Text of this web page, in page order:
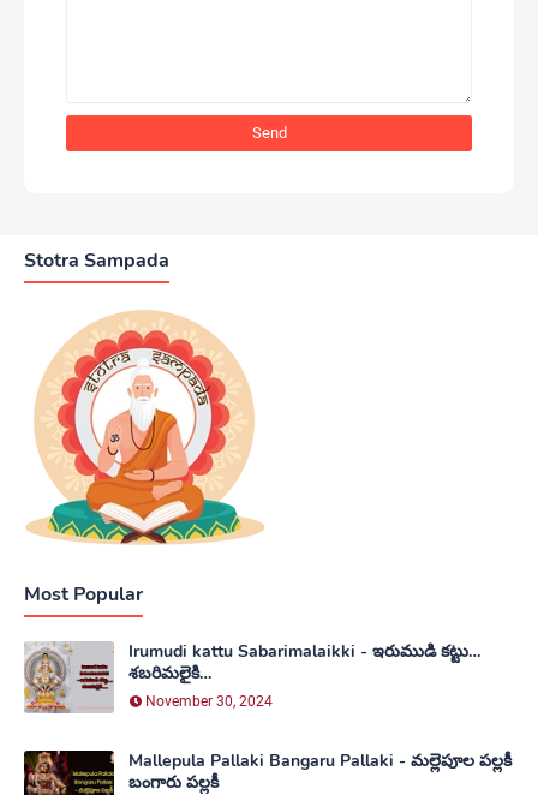
Stotra Sampada
Most Popular
Irumudi kattu Sabarimalaikki - ఇరుముడి కట్టు…
శబరిమలైకి…
November 30, 2024
Mallepula Pallaki Bangaru Pallaki - మల్లెపూల పల్లకీ
బంగారు పల్లకీ